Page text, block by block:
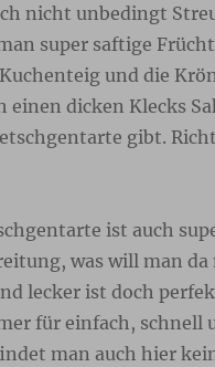
nicht unbedingt
super saftige
und die
einen dicken Klecks
gibt.
ist auch
was will man
lecker ist doch
für einfach, schnell
man auch hier